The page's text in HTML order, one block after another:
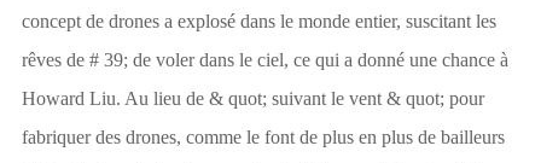
concept de drones a explosé dans le monde entier, suscitant les
rêves de # 39; de voler dans le ciel, ce qui a donné une chance à
Howard Liu. Au lieu de & quot; suivant le vent & quot; pour
fabriquer des drones, comme le font de plus en plus de bailleurs